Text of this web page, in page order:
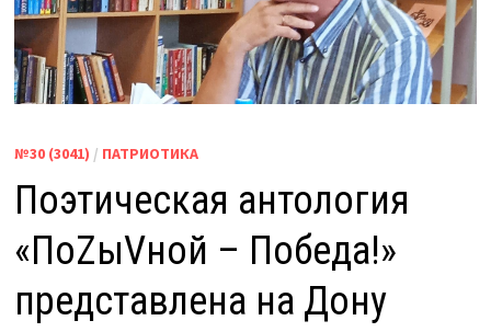
№30 (3041) / ПАТРИОТИКА
Поэтическая антология
«ПоZыVной – Победа!»
представлена на Дону